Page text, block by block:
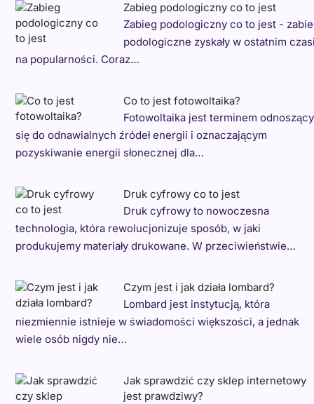
Zabieg podologiczny co to jest
Zabieg podologiczny co to jest -
podologiczne zyskały w ostatnim
na popularności. Coraz…
Co to jest fotowoltaika?
Fotowoltaika jest terminem
się do odnawialnych źródeł energii i oznaczającym
pozyskiwanie energii słonecznej dla…
Druk cyfrowy co to jest
Druk cyfrowy to nowoczesna
technologia, która rewolucjonizuje sposób, w jaki
produkujemy materiały drukowane. W przeciwieństwie…
Czym jest i jak działa lombard?
Lombard jest instytucją, która
niezmiennie istnieje w świadomości większości, a jednak
wiele osób nigdy nie…
Jak sprawdzić czy sklep internetowy
jest prawdziwy?